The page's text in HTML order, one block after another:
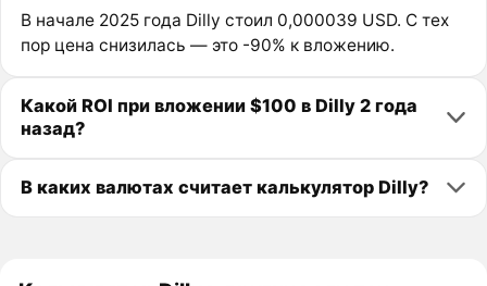
В начале 2025 года Dilly стоил 0,000039 USD. С тех
пор цена снизилась — это -90% к вложению.
Какой ROI при вложении $100 в Dilly 2 года
назад?
В каких валютах считает калькулятор Dilly?